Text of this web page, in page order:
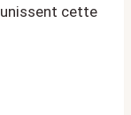
cette